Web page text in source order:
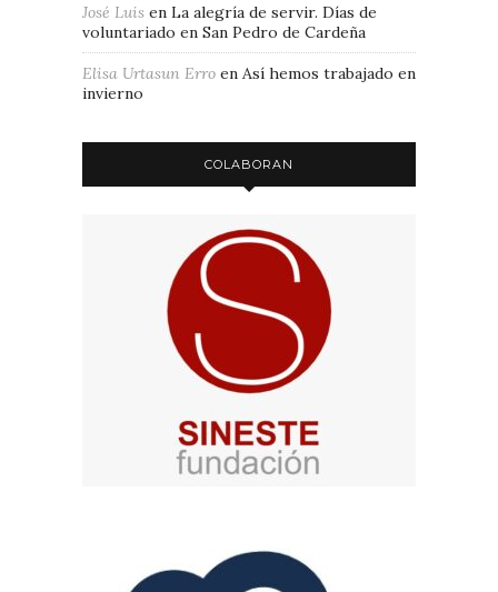
José Luis en La alegría de servir. Días de
voluntariado en San Pedro de Cardeña
Elisa Urtasun Erro en Así hemos trabajado en
invierno
COLABORAN